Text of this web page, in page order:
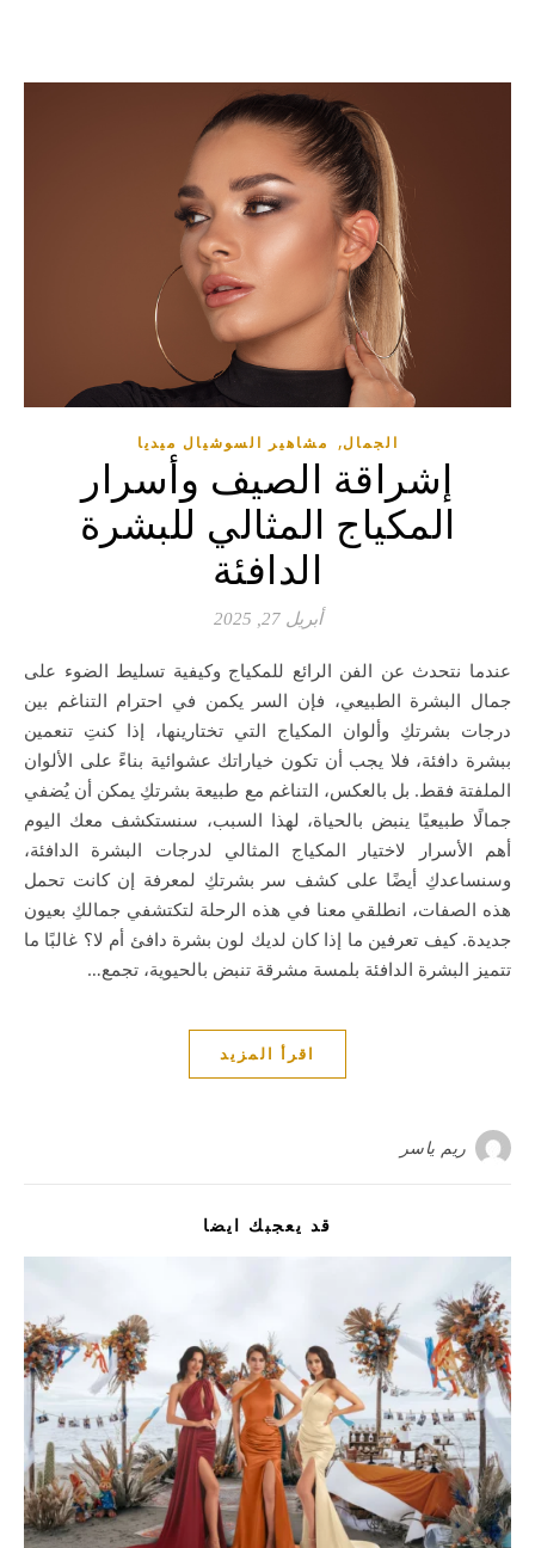
الجمال, مشاهير السوشيال ميديا
إشراقة الصيف وأسرار
المكياج المثالي للبشرة
الدافئة
أبريل 27, 2025
عندما نتحدث عن الفن الرائع للمكياج وكيفية تسليط الضوء على
جمال البشرة الطبيعي، فإن السر يكمن في احترام التناغم بين
درجات بشرتكِ وألوان المكياج التي تختارينها، إذا كنتِ تنعمين
ببشرة دافئة، فلا يجب أن تكون خياراتك عشوائية بناءً على الألوان
الملفتة فقط. بل بالعكس، التناغم مع طبيعة بشرتكِ يمكن أن يُضفي
جمالًا طبيعيًا ينبض بالحياة، لهذا السبب، سنستكشف معك اليوم
أهم الأسرار لاختيار المكياج المثالي لدرجات البشرة الدافئة،
وسنساعدكِ أيضًا على كشف سر بشرتكِ لمعرفة إن كانت تحمل
هذه الصفات، انطلقي معنا في هذه الرحلة لتكتشفي جمالكِ بعيون
جديدة. كيف تعرفين ما إذا كان لديك لون بشرة دافئ أم لا؟ غالبًا ما
تتميز البشرة الدافئة بلمسة مشرقة تنبض بالحيوية، تجمع…
اقرأ المزيد
ريم ياسر
قد يعجبك ايضا